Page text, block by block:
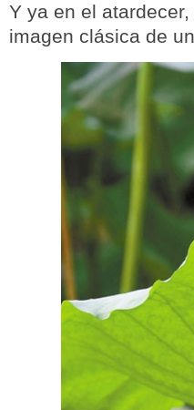
Y ya en el
imagen clásica de